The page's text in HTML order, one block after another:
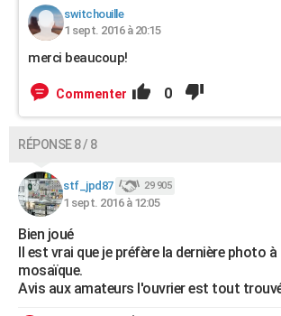
switchouille
1 sept. 2016 à 20:15
merci beaucoup!
Commenter 0
RÉPONSE 8 / 8
stf_jpd87 29 905
1 sept. 2016 à 12:05
Bien joué
Il est vrai que je préfère la dernière photo
mosaïque.
Avis aux amateurs l'ouvrier est tout